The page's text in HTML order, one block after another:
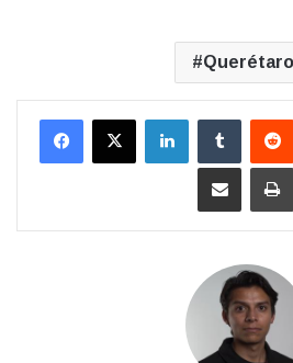
Querétaro
LinkedInTumblr
Compartir por correo